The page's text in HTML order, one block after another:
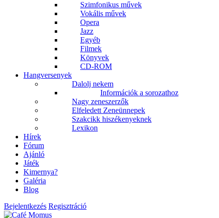
Szimfonikus művek
Vokális művek
Opera
Jazz
Egyéb
Filmek
Könyvek
CD-ROM
Hangversenyek
Dalolj nekem
Információk a sorozathoz
Nagy zeneszerzők
Elfeledett Zeneünnepek
Szakcikk hiszékenyeknek
Lexikon
Hírek
Fórum
Ajánló
Játék
Kimernya?
Galéria
Blog
Bejelentkezés Regisztráció